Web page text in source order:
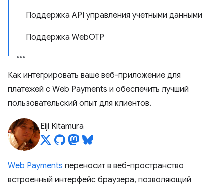
Поддержка API управления учетными данными
Поддержка WebOTP
Как интегрировать ваше веб-приложение для
платежей с Web Payments и обеспечить лучший
пользовательский опыт для клиентов.
Eiji Kitamura
Web Payments переносит в веб-пространство
встроенный интерфейс браузера, позволяющий